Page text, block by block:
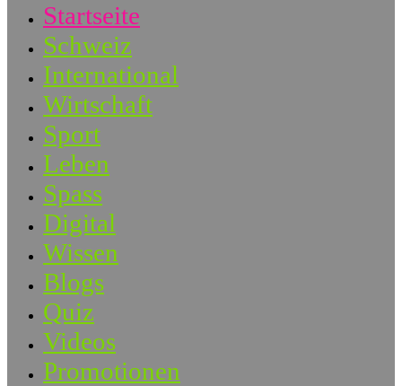
Startseite
Schweiz
International
Wirtschaft
Sport
Leben
Spass
Digital
Wissen
Blogs
Quiz
Videos
Promotionen